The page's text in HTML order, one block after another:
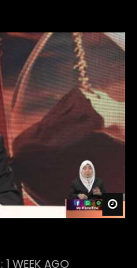
1 WEEK AGO